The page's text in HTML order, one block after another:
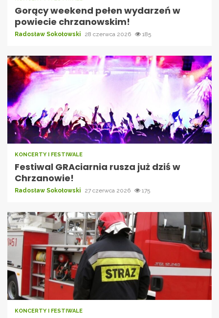
Gorący weekend pełen wydarzeń w
powiecie chrzanowskim!
Radosław Sokołowski 28 czerwca 2026 185
KONCERTY I FESTIWALE
Festiwal GRAciarnia rusza już dziś w
Chrzanowie!
Radosław Sokołowski 27 czerwca 2026 175
KONCERTY I FESTIWALE